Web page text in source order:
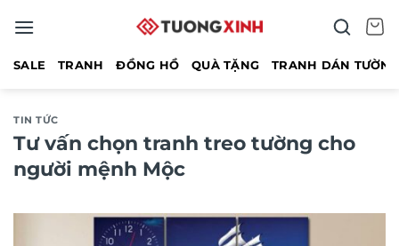
qua
SALE TRANH ĐỒNG HỒ QUÀ TẶNG TRANH DÁN
TIN TỨC
Tư vấn chọn tranh treo tường cho
người mệnh Mộc